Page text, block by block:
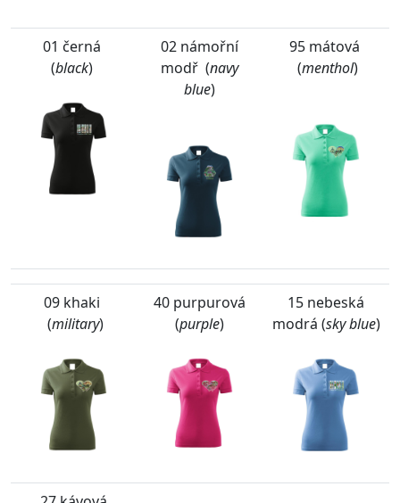
01 černá
(black)
02 námořní
modř (navy
blue)
95 mátová
(menthol)
09 khaki
(military)
40 purpurová
(purple)
15 nebeská
modrá (sky blue)